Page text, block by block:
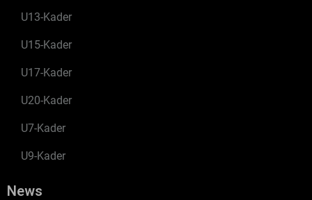
U13-Kader
U15-Kader
U17-Kader
U20-Kader
U7-Kader
U9-Kader
News